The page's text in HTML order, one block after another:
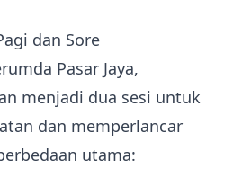
dan Sore
Pasar Jaya,
menjadi dua sesi untuk
dan memperlancar
utama: